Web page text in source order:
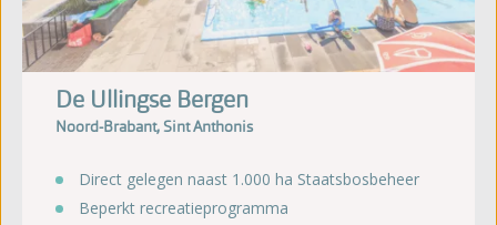
De Ullingse Bergen
Noord-Brabant, Sint Anthonis
Direct gelegen naast 1.000 ha Staatsbosbeheer
Beperkt recreatieprogramma